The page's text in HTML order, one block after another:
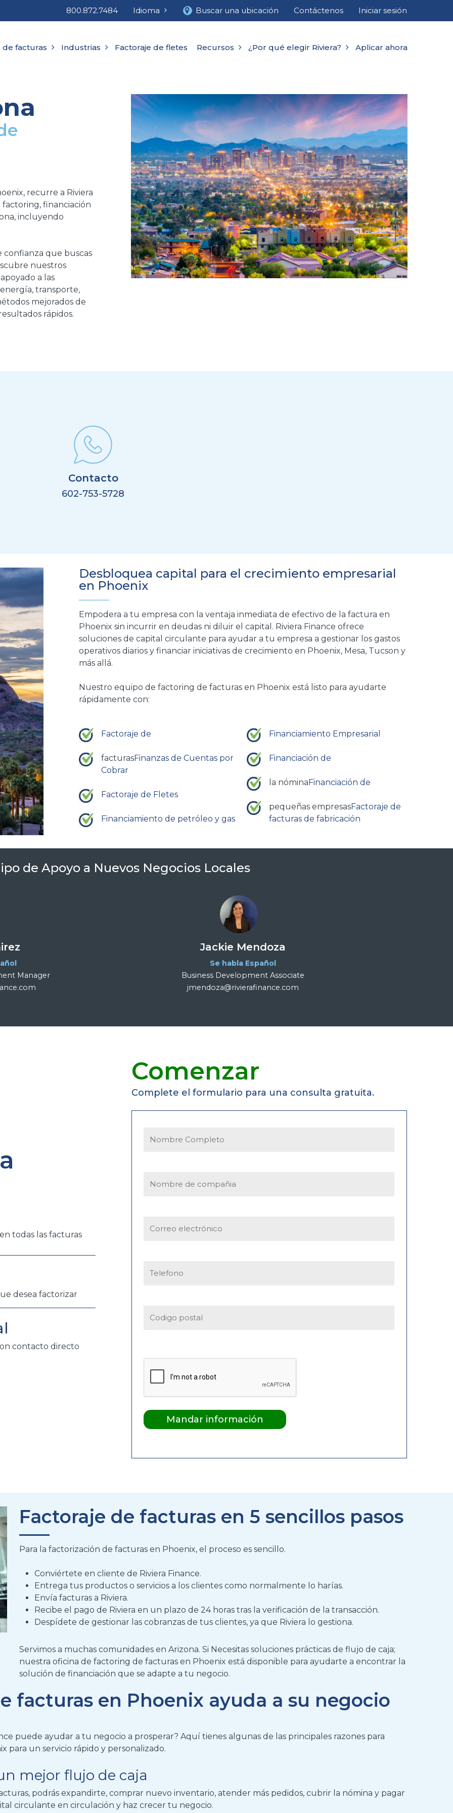
800.872.7484 Idioma Buscar una ubicación Contáctenos Iniciar sesión
de facturas Industrias Factoraje de fletes Recursos ¿Por qué elegir Riviera? Aplicar ahora
recurre a Riviera
factoring, financiación
incluyendo
confianza que buscas
nuestros
a las
transporte,
mejorados de
rápidos.
Contacto
602-753-5728
Desbloquea capital para el crecimiento empresarial
en Phoenix
Empodera a tu empresa con la ventaja inmediata de efectivo de la factura en
Phoenix sin incurrir en deudas ni diluir el capital. Riviera Finance ofrece
soluciones de capital circulante paraayudar a tu empresa a gestionar los gastos
operativos diarios y financiar iniciativas de crecimiento en Phoenix, Mesa, Tucson y
más allá.
Nuestroequipode factoring de facturas en Phoenix está listo para ayudarte
rápidamentecon:
Factoraje de
facturasFinanzas de Cuentas por
Cobrar
Factoraje de Fletes
Financiamiento de petróleo y gas
Financiamiento Empresarial
Financiación de
la nóminaFinanciación de
pequeñas empresasFactoraje de
facturas de fabricación
de Apoyo a Nuevos Negocios Locales
Manager
Jackie Mendoza
Se habla Español
Business Development Associate
jmendoza@rivierafinance.com
todas las facturas
desea factorizar
contacto directo
Comenzar
Complete el formulario para una consulta gratuita.
Factoraje de facturas en 5 sencillos pasos
Para la factorización de facturas en Phoenix, el proceso es sencillo.
Conviértete en cliente de Riviera Finance.
Entrega tus productos o servicios a los clientes como normalmente lo harías.
Envía facturas a Riviera.
Recibe el pago de Riviera en un plazo de 24 horas tras la verificación de la transacción.
Despídete de gestionar las cobranzas de tus clientes, ya que Riviera lo gestiona.
Servimos a muchas comunidadesen Arizona. Si Necesitassoluciones prácticas de flujo de caja;
nuestra oficina de factoring de facturas en Phoenix está disponible para ayudarte a encontrar la
solución de financiación que se adapte a tu negocio.
facturas en Phoenix ayuda a su negocio
puede ayudar a tu negocio a prosperar? Aquí tienes algunas de las principales razones para
para un servicio rápido y personalizado.
mejor flujo de caja
podrás expandirte, comprar nuevo inventario, atender más pedidos, cubrir la nómina y pagar
circulante en circulación y haz crecer tu negocio.